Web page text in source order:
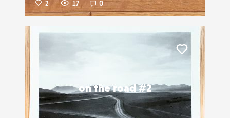
2 17 0
on the road #2
Liker